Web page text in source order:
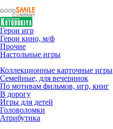
Герои игр
Герои кино, м/ф
Прочие
Настольные игры
Коллекционные карточные игры
Семейные, для вечеринок
По мотивам фильмов, игр, книг
В дорогу
Игры для детей
Головоломки
Атрибутика